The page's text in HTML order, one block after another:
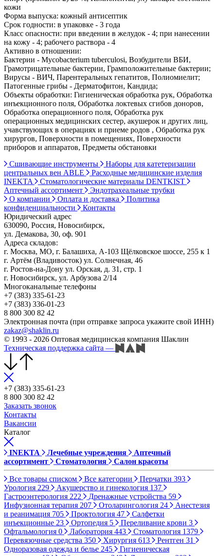
кожи
Форма выпуска: кожный антисептик
Срок годности: в упаковке - 3 года
Класс опасности: при введении в желудок - 4; при нанесении
на кожу - 4; рабочего раствора - 4
Активно в отношении:
Бактерии - Mycobacterium tuberculosi, Возбудители ВБИ,
Грамотрицательные бактерии, Грамположительные бактерии;
Вирусы - ВИЧ, Парентеральных гепатитов, Полиомиелит;
Патогенные грибы - Дерматофитон, Кандида;
Объекты обработки: Гигиеническая обработка рук, Обработка
инъекционного поля, Обработка локтевых сгибов доноров,
Обработка операционного поля, Обработка рук
операционных медицинских сестер, акушерок и других лиц,
учавствующих в операциях и приеме родов , Обработка рук
хирургов, Поверхности в помещениях, Поверхности
приборов и аппаратов, Предметы обстановки
Сшивающие инструменты
Наборы для катетеризации
центральных вен ABLE
Расходные медицинские изделия
INEKTA
Стоматологические материалы DENTKIST
Аптечный ассортимент
Эндотрахеальные трубки
О компании
Оплата и доставка
Политика
конфиденциальности
Контакты
Юридический адрес
630090, Россия, Новосибирск,
ул. Демакова, 30, оф. 901
Адреса складов:
г. Москва, МО, г. Балашиха, А-103 Щёлковское шоссе, 255 к 1
г. Артём (Владивосток) ул. Солнечная, 46
г. Ростов-на-Дону ул. Орская, д. 31, стр. 1
г. Новосибирск, ул. Арбузова 2/14
Многоканальные телефоны
+7 (383) 335-61-23
+7 (383) 336-01-23
8 800 300 82 42
Электронная почта (при отправке запроса укажите свой ИНН)
zakaz@shaklin.ru
© 1993 - 2026 Оптовая медицинская компания Шаклин
Техническая поддержка сайта —
+7 (383) 335-61-23
8 800 300 82 42
Заказать звонок
Контакты
Вакансии
Каталог
INEKTA Лечебные учреждения
Аптечный
ассортимент
Стоматология Салон красоты
Все товары списком Все категории Перчатки 393
Урология 229 Акушерство и гинекология 137
Гастроэнтерология 222 Дренажные устройства 59
Инфузионная терапия 207 Отоларингология 24
Анестезия
и реанимация 705 Проктология 47
Салфетки
инъекционные 23 Ортопедия 5 Переливание крови 3
Офтальмология 0 Лаборатория 443 Стоматология 1379
Перевязочные средства 350 Хирургия 613 Рентген 31
Одноразовая одежда и белье 245
Гигиеническая